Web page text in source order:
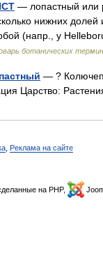
— лопастный или
нижних долей
(напр., у
ботанических
— ?
Царство:
Реклама на сайте
сделанные на PHP,